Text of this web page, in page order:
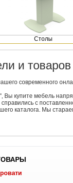
Столы
и
современного
Вы купите мебель
с
каталога. Мы